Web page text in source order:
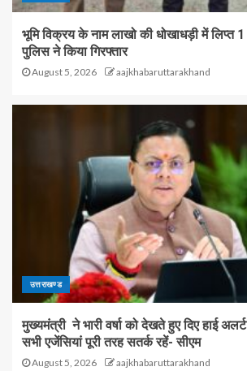
भूमि विक्रय के नाम लाखो की धोखाधड़ी में लिप्त
पुलिस ने किया गिरफ्तार
August 5, 2026 aajkhabaruttarakhand
उत्तराखण्ड
मुख्यमंत्री ने भारी वर्षा को देखते हुए दिए हाई
सभी एजेंसियां पूरी तरह सतर्क रहें- सीएम
August 5, 2026 aajkhabaruttarakhand